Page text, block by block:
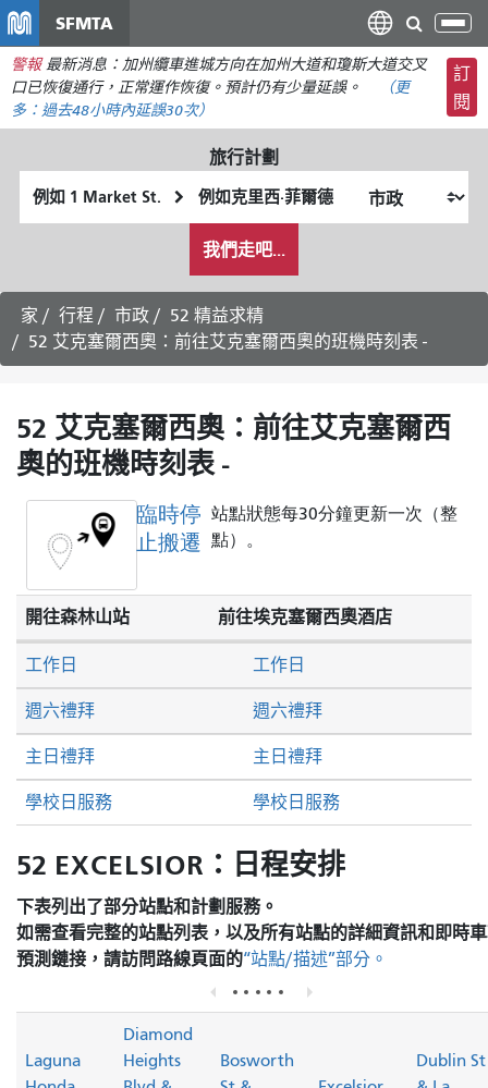
主
要
容
SFMTA
切
換
導
航
警報 最新消息：加州纜車進城方向在加州大道和瓊斯大道交叉
口已恢復通行，正常運作恢復。預計仍有少量延誤。
（更
多： 過去48小時內延誤30次）
訂
閱
旅行計劃
起
始
終
點
我
希
望
的
旅
行
式
我們走吧...
家 行程 市政
52 精益求精
52 艾克塞爾西奧：前往艾克塞爾西奧的班機時刻表 -
52 艾克塞爾西奧：前往艾克塞爾西
奧的班機時刻表 -
臨時停
止搬遷
站點狀態每30分鐘更新一次（整
點）。
開往森林山站 前往埃克塞爾西奧酒店
週六禮拜 週六禮拜
主日禮拜 主日禮拜
工作日 工作日
學校日服務 學校日服務
52 EXCELSIOR：日程安排
下表列出了部分站點和計劃服務。
如需查看完整的站點列表，以及所有站點的詳細資訊和即時
預測鏈接，請訪問路線頁面的“站點/描述”部分。
Laguna
Diamond
Heights
Bosworth
Dublin St